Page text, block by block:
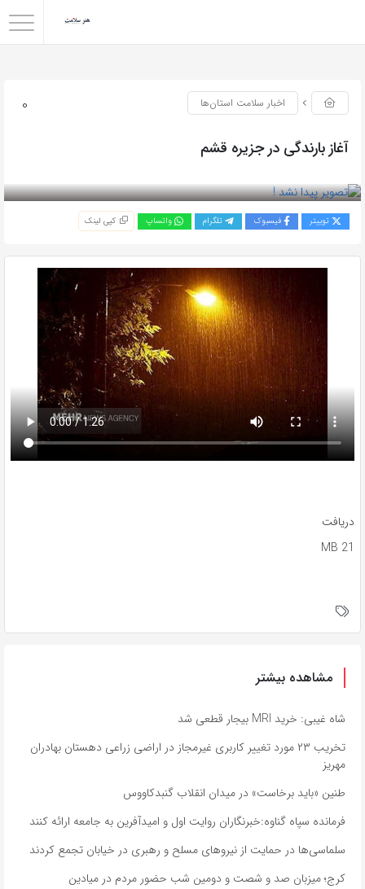
0 اخبار سلامت استان‌ها
آغاز بارندگی در جزیره قشم
توییتر فیسبوک تلگرام واتساپ کپی لینک
دریافت
21 MB
مشاهده بیشتر
شاه غیبی: خرید MRI بیجار قطعی شد
تخریب ۲۳ مورد تغییر کاربری غیرمجاز در اراضی زراعی دهستان بهادران
مهریز
طنین «باید برخاست» در میدان انقلاب گنبدکاووس
فرمانده سپاه گناوه:خبرنگاران روایت اول و امیدآفرین به جامعه ارائه کنند
سلماسی‌ها در حمایت از نیروهای مسلح و رهبری در خیابان تجمع کردند
کرج؛ میزبان صد و شصت و دومین شب حضور مردم در میادین